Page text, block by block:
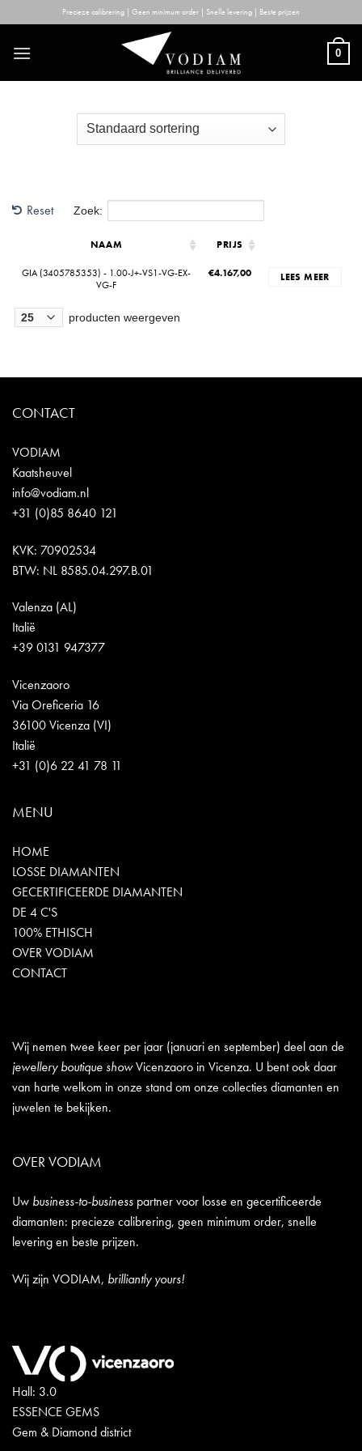
to
content
Precieze calibrering | Geen minimum order | Snelle levering | Beste prijzen
0
Reset Zoek:
NAAM PRIJS
GIA (3405785353) - 1.00-J+-VS1-VG-EX-
VG-F
€4.167,00 LEES MEER
producten weergeven
CONTACT
VODIAM
Kaatsheuvel
info@vodiam.nl
+31 (0)85 8640 121
KVK: 70902534
BTW: NL 8585.04.297.B.01
Valenza (AL)
Italië
+39 0131 947377
Vicenzaoro
Via Oreficeria 16
36100 Vicenza (VI)
Italië
+31 (0)6 22 41 78 11
MENU
HOME
LOSSE DIAMANTEN
GECERTIFICEERDE DIAMANTEN
DE 4 C'S
100% ETHISCH
OVER VODIAM
CONTACT
Wij nemen twee keer per jaar (januari en september) deel aan de
jewellery boutique showVicenzaoro in Vicenza. U bent ook daar
van harte welkom in onze stand om onze collecties diamanten en
juwelen te bekijken.
OVER VODIAM
Uw business-to-business partner voor losse en gecertificeerde
diamanten: precieze calibrering, geen minimum order, snelle
levering en beste prijzen.
Wij zijn VODIAM, brilliantly yours!
Hall: 3.0
ESSENCE GEMS
Gem & Diamond district